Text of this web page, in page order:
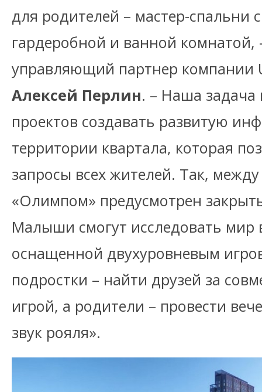
для родителей – мастер-спальни
гардеробной и ванной комнатой,
управляющий партнер компании
Алексей Перлин. – Наша
проектов создавать развитую
территории квартала, которая
запросы всех жителей. Так,
«Олимпом» предусмотрен
Малыши смогут исследовать мир
оснащенной двухуровневым
подростки – найти друзей за
игрой, а родители – провести
звук рояля».